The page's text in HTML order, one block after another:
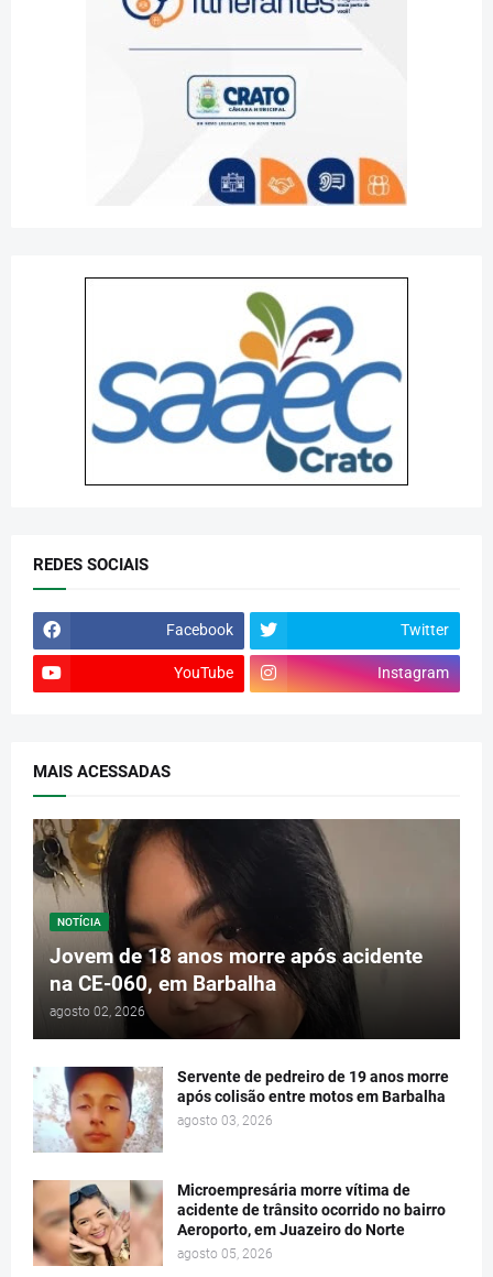
REDES SOCIAIS
Facebook Twitter
YouTube Instagram
MAIS ACESSADAS
NOTÍCIA
Jovem de 18 anos morre após acidente
na CE-060, em Barbalha
agosto 02, 2026
Servente de pedreiro de 19 anos morre
após colisão entre motos em Barbalha
agosto 03, 2026
Microempresária morre vítima de
acidente de trânsito ocorrido no bairro
Aeroporto, em Juazeiro do Norte
agosto 05, 2026